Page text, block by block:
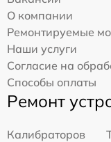
О компании
Ремонтируемые
Наши услуги
Согласие на
Способы оплаты
Ремонт
Калибраторов